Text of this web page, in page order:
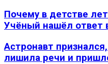
Почему в детстве
Учёный нашёл ответ
Астронавт
лишила речи и